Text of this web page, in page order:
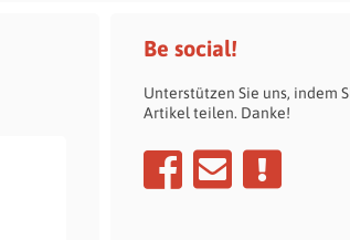
Be social!
Unterstützen Sie uns, indem
Artikel teilen. Danke!